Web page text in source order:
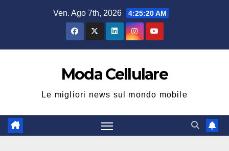
Ven. Ago 7th, 2026 4:25:21 AM
Moda Cellulare
Le migliori news sul mondo mobile